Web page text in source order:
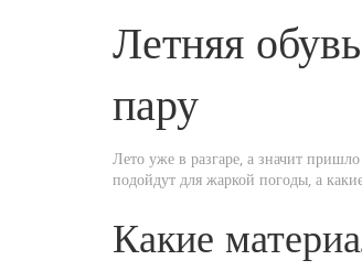
Летняя
пару
Лето уже в разгаре, а значит
подойдут для жаркой погоды, а
Какие